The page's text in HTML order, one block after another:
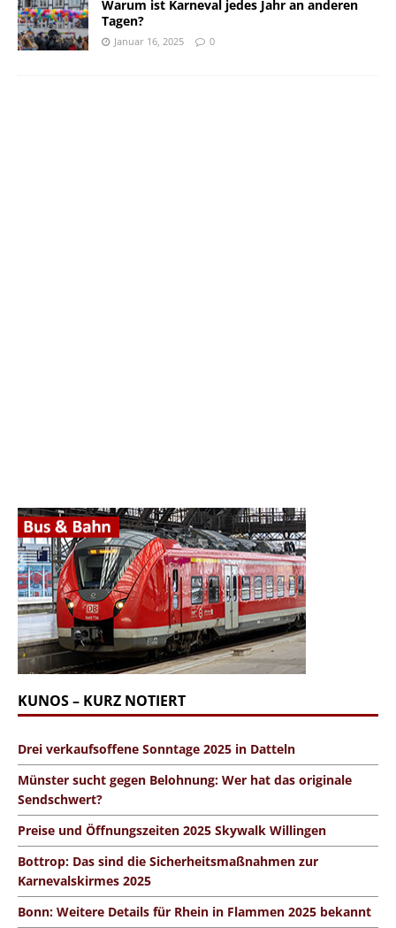
Warum ist Karneval jedes Jahr an anderen
Tagen?
Januar 16, 2025 0
KUNOS – KURZ NOTIERT
Drei verkaufsoffene Sonntage 2025 in Datteln
Münster sucht gegen Belohnung: Wer hat das originale
Sendschwert?
Preise und Öffnungszeiten 2025 Skywalk Willingen
Bottrop: Das sind die Sicherheitsmaßnahmen zur
Karnevalskirmes 2025
Bonn: Weitere Details für Rhein in Flammen 2025 bekannt